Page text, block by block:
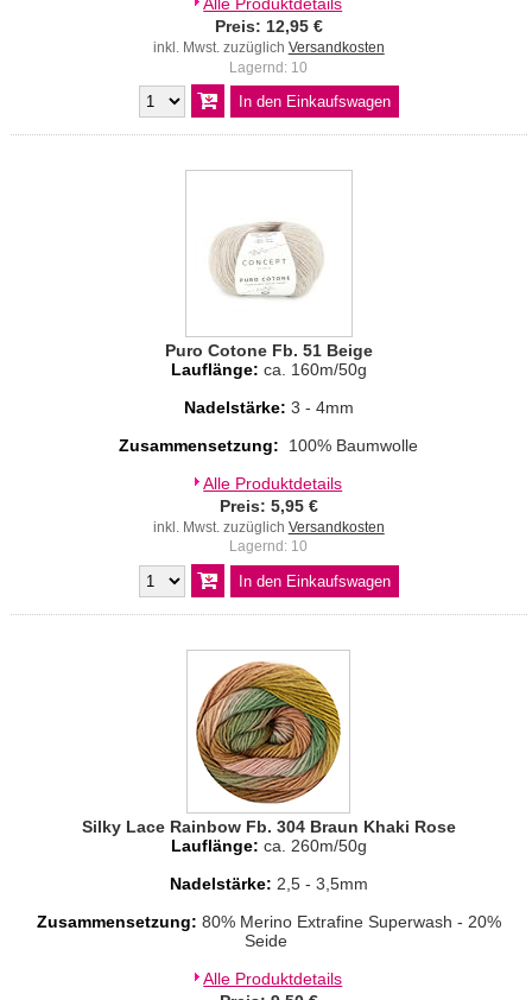
Alle Produktdetails
Preis: 12,95 €
inkl. Mwst. zuzüglich Versandkosten
Lagernd: 10
Puro Cotone Fb. 51 Beige
Lauflänge: ca. 160m/50g
Nadelstärke: 3 - 4mm
Zusammensetzung:
100% Baumwolle
Alle Produktdetails
Preis: 5,95 €
inkl. Mwst. zuzüglich Versandkosten
Lagernd: 10
Silky Lace Rainbow Fb. 304 Braun Khaki Rose
Lauflänge: ca. 260m/50g
Nadelstärke: 2,5 - 3,5mm
Zusammensetzung: 80% Merino Extrafine Superwash - 20%
Seide
Alle Produktdetails